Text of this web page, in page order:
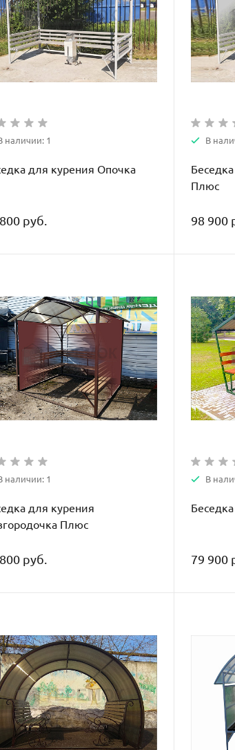
наличии: 1
для курения Опочка
руб.
В
Плюс
98 900
наличии: 1
для курения
Плюс
руб.
В
79 900